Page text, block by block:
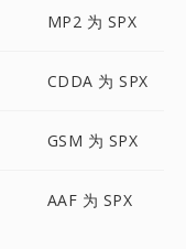
MP2 为 SPX
CDDA 为 SPX
GSM 为 SPX
AAF 为 SPX